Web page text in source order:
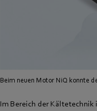
Beim neuen Motor NiQ konnte
Im Bereich der